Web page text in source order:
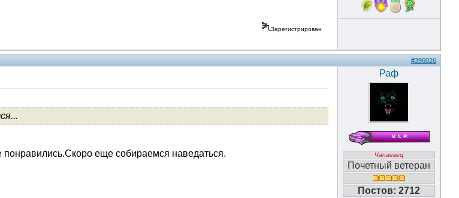
10
Зарегистрирован
#396026
еще собираемся наведаться.
Раф
Чапаевец
Почетный ветеран
Постов: 2712